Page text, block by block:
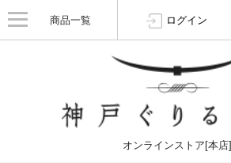
商品一覧 ログイン
オンラインストア[本店]